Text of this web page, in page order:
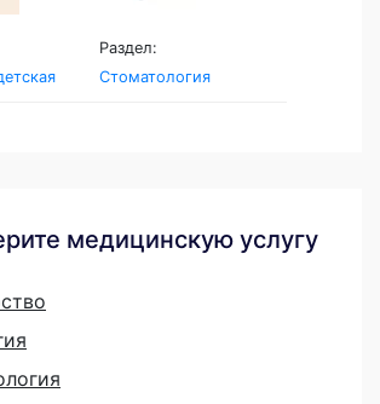
Раздел:
Стоматология
медицинскую услугу